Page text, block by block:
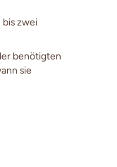
bis zwei
benötigten
sie